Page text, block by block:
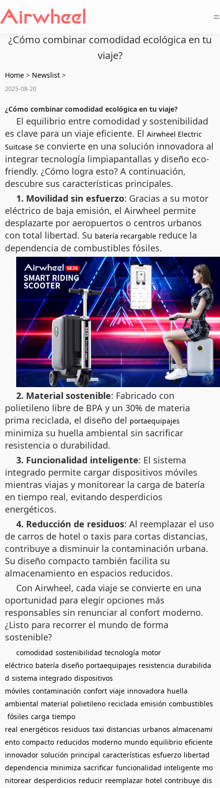
=
¿Cómo combinar comodidad ecológica en tu
viaje?
Home > Newslist >
2025-08-20
¿Cómo combinar comodidad ecológica en tu viaje?
El equilibrio entre comodidad y sostenibilidad
es clave para un viaje eficiente. El Airwheel Electric
Suitcase se convierte en una solución innovadora al
integrar tecnología limpiapantallas y diseño eco-
friendly. ¿Cómo logra esto? A continuación,
descubre sus características principales.
1. Movilidad sin esfuerzo: Gracias a su motor
eléctrico de baja emisión, el Airwheel permite
desplazarte por aeropuertos o centros urbanos
con total libertad. Su batería recargable reduce la
dependencia de combustibles fósiles.
2. Material sostenible: Fabricado con
polietileno libre de BPA y un 30% de materia
prima reciclada, el diseño del portaequipajes
minimiza su huella ambiental sin sacrificar
resistencia o durabilidad.
3. Funcionalidad inteligente: El sistema
integrado permite cargar dispositivos móviles
mientras viajas y monitorear la carga de batería
en tiempo real, evitando desperdicios
energéticos.
4. Reducción de residuos: Al reemplazar el uso
de carros de hotel o taxis para cortas distancias,
contribuye a disminuir la contaminación urbana.
Su diseño compacto también facilita su
almacenamiento en espacios reducidos.
Con Airwheel, cada viaje se convierte en una
oportunidad para elegir opciones más
responsables sin renunciar al confort moderno.
¿Listo para recorrer el mundo de forma
sostenible?
comodidad sostenibilidad tecnología motor
eléctrico batería diseño portaequipajes resistencia durabilida
d sistema integrado dispositivos
móviles contaminación confort viaje innovadora huella
ambiental material polietileno reciclada emisión combustibles
fósiles carga tiempo
real energéticos residuos taxi distancias urbanos almacenami
ento compacto reducidos moderno mundo equilibrio eficiente
innovador solución principal características esfuerzo libertad
dependencia minimiza sacrificar funcionalidad inteligente mo
nitorear desperdicios reducir reemplazar hotel contribuye dis